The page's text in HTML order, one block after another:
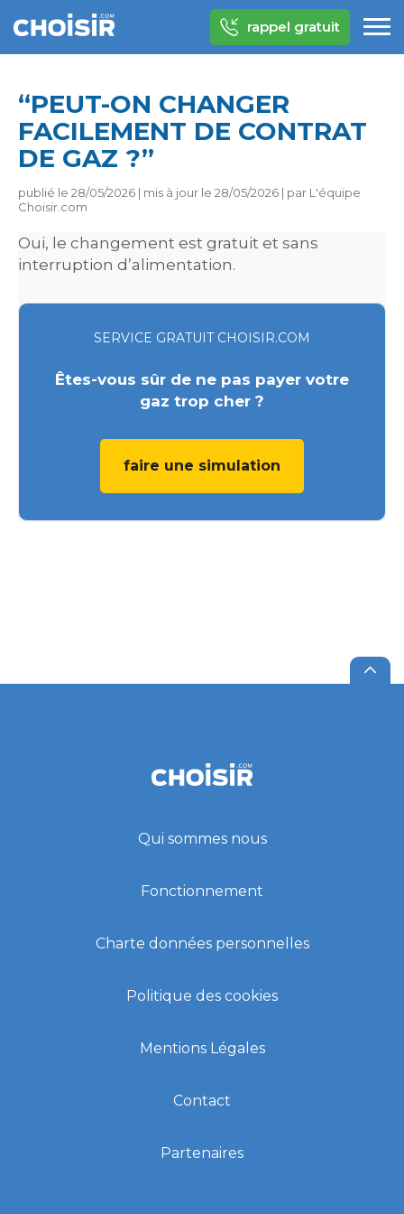
rappel gratuit
“PEUT-ON CHANGER
FACILEMENT DE CONTRAT
DE GAZ ?”
publié le 28/05/2026 | mis à jour le 28/05/2026 | par L'équipe
Choisir.com
Oui, le changement est gratuit et sans
interruption d’alimentation.
SERVICE GRATUIT CHOISIR.COM
Êtes-vous sûr de ne pas payer votre
gaz trop cher ?
faire une simulation
Qui sommes nous
Fonctionnement
Charte données personnelles
Politique des cookies
Mentions Légales
Contact
Partenaires